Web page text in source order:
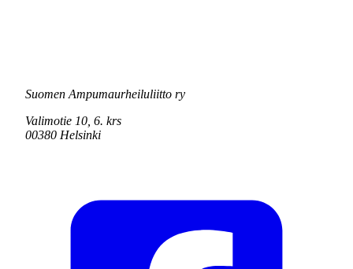
Suomen Ampumaurheiluliitto ry
Valimotie 10, 6. krs
00380 Helsinki